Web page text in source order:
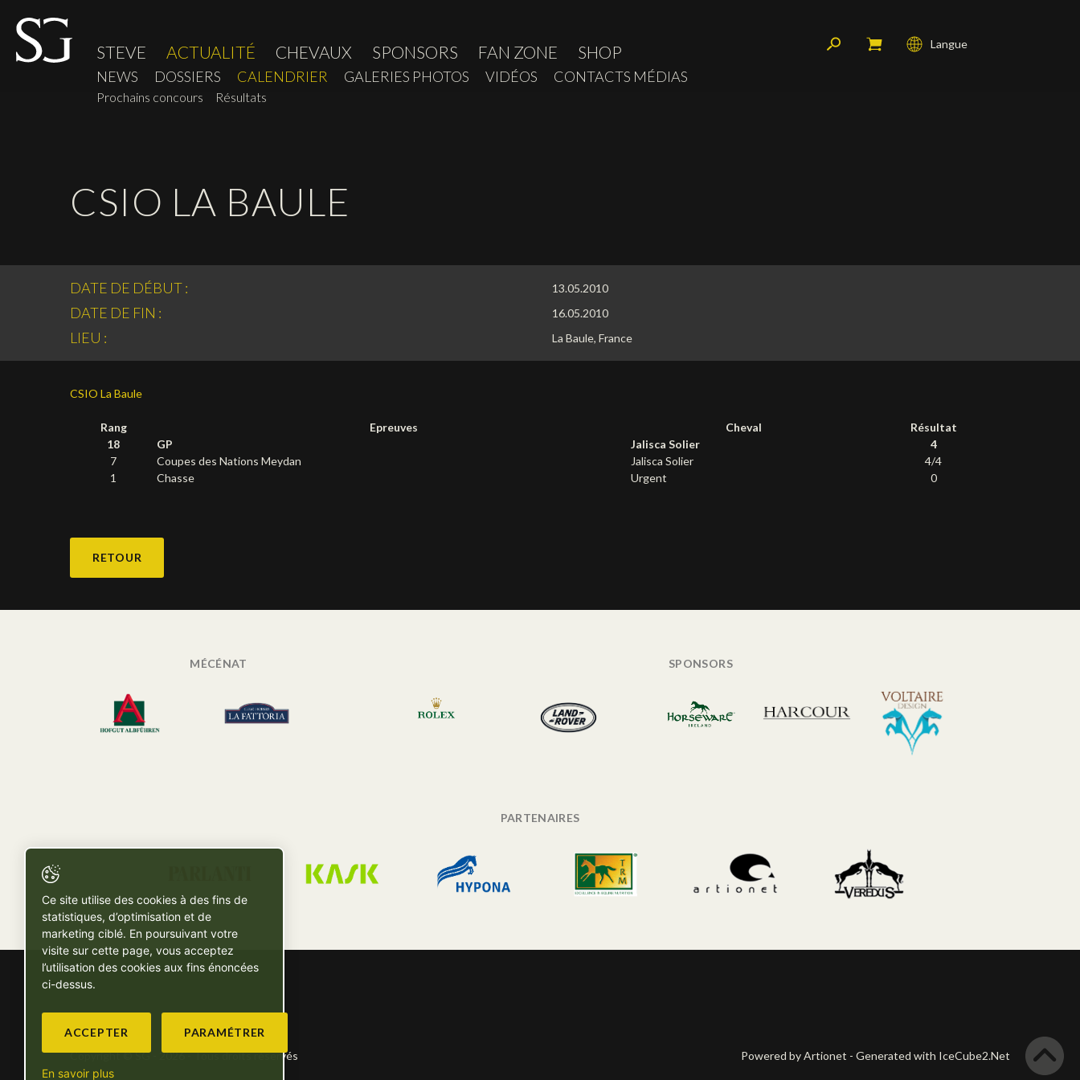
STEVE ACTUALITÉ CHEVAUX SPONSORS FAN ZONE SHOP
NEWS DOSSIERS CALENDRIER
Prochains concours Résultats
GALERIES PHOTOS VIDÉOS CONTACTS MÉDIAS
Langue
CSIO LA BAULE
DATE DE DÉBUT : 13.05.2010
DATE DE FIN : 16.05.2010
LIEU : La Baule, France
CSIO La Baule
Rang Epreuves Cheval
Résultat
18
GP Jalisca Solier
4
7
Coupes des Nations Meydan Jalisca Solier
4/4
1
Chasse Urgent 0
RETOUR
MÉCÉNAT SPONSORS
PARTENAIRES
Copyright © SG - 2026 - Tous droits réservés Powered by Artionet - Generated with IceCube2.Net
Ce site utilise des cookies à des fins de
statistiques, d’optimisation et de
marketing ciblé. En poursuivant votre
visite sur cette page, vous acceptez
l’utilisation des cookies aux fins énoncées
ci-dessus.
ACCEPTER PARAMÉTRER
En savoir plus